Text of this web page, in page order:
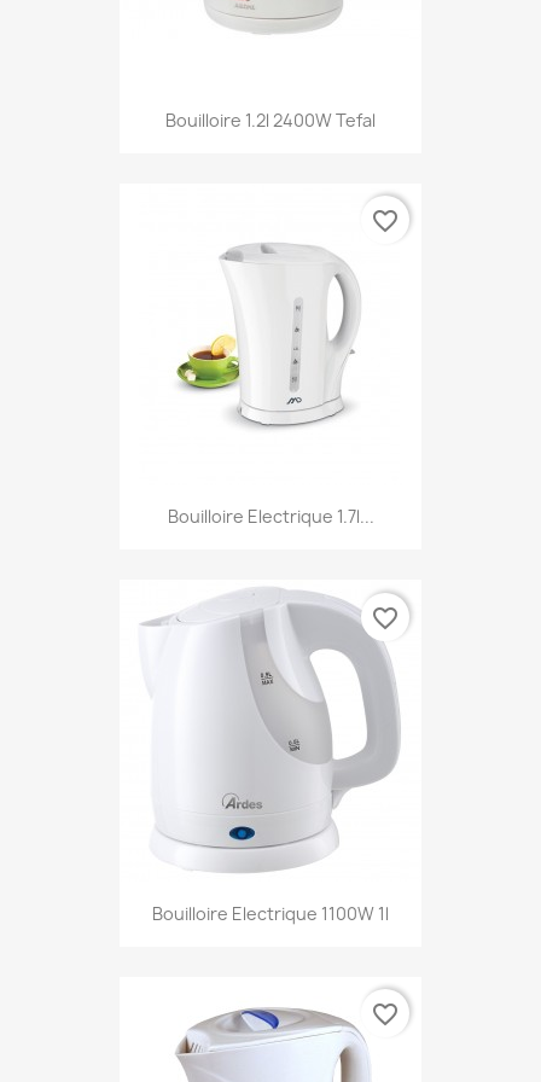
Bouilloire 1.2l 2400W Tefal
Bouilloire Electrique 1.7l...
favorite_border
Bouilloire Electrique 1100W 1l
favorite_border
favorite_border